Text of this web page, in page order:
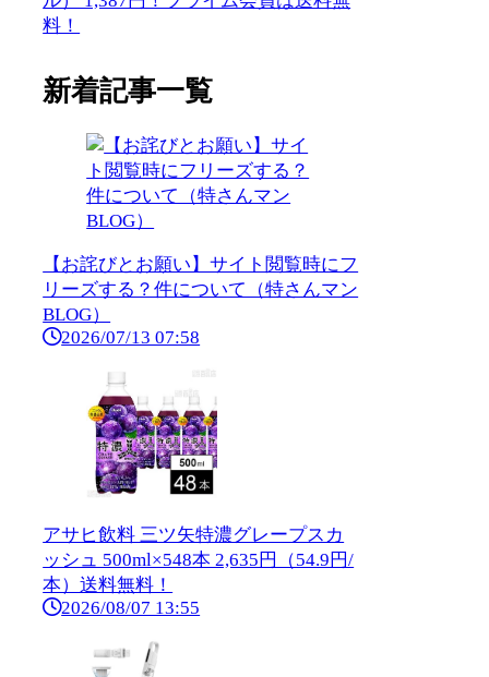
料！
新着記事一覧
【お詫びとお願い】サイト閲覧時にフ
リーズする？件について（特さんマン
BLOG）
2026/07/13 07:58
アサヒ飲料 三ツ矢特濃グレープスカ
ッシュ 500ml×548本 2,635円（54.9円/
本）送料無料！
2026/08/07 13:55